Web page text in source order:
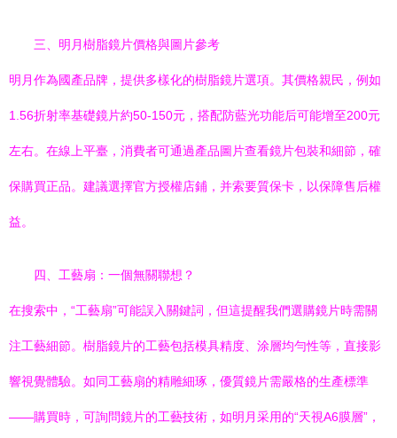
三、明月樹脂鏡片價格與圖片參考
明月作為國產品牌，提供多樣化的樹脂鏡片選項。其價格親民，例如
1.56折射率基礎鏡片約50-150元，搭配防藍光功能后可能增至200元
左右。在線上平臺，消費者可通過產品圖片查看鏡片包裝和細節，確
保購買正品。建議選擇官方授權店鋪，并索要質保卡，以保障售后權
益。
四、工藝扇：一個無關聯想？
在搜索中，“工藝扇”可能誤入關鍵詞，但這提醒我們選購鏡片時需關
注工藝細節。樹脂鏡片的工藝包括模具精度、涂層均勻性等，直接影
響視覺體驗。如同工藝扇的精雕細琢，優質鏡片需嚴格的生產標準
——購買時，可詢問鏡片的工藝技術，如明月采用的“天視A6膜層”，